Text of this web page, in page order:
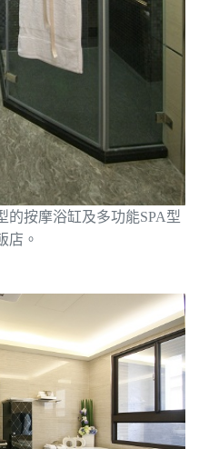
的按摩浴缸及多功能SPA型
店。